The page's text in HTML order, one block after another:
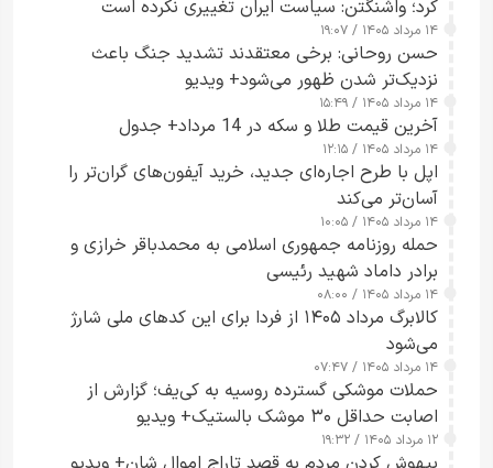
کرد؛ واشنگتن: سیاست ایران تغییری نکرده است
۱۴ مرداد ۱۴۰۵ / ۱۹:۰۷
حسن روحانی: برخی معتقدند تشدید جنگ باعث
نزدیک‌تر شدن ظهور می‌شود+ ویدیو
۱۴ مرداد ۱۴۰۵ / ۱۵:۴۹
آخرین قیمت طلا و سکه در 14 مرداد+ جدول
۱۴ مرداد ۱۴۰۵ / ۱۲:۱۵
اپل با طرح اجاره‌ای جدید، خرید آیفون‌های گران‌تر را
آسان‌تر می‌کند
۱۴ مرداد ۱۴۰۵ / ۱۰:۰۵
حمله روزنامه جمهوری اسلامی به محمدباقر خرازی و
برادر داماد شهید رئیسی
۱۴ مرداد ۱۴۰۵ / ۰۸:۰۰
کالابرگ مرداد ۱۴۰۵ از فردا برای این کدهای ملی شارژ
می‌شود
۱۴ مرداد ۱۴۰۵ / ۰۷:۴۷
حملات موشکی گسترده روسیه به کی‌یف؛ گزارش از
اصابت حداقل ۳۰ موشک بالستیک+ ویدیو
۱۲ مرداد ۱۴۰۵ / ۱۹:۳۲